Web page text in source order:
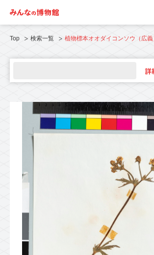
Top 検索一覧 植物標本オオダイコンソウ（広義
詳